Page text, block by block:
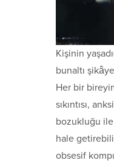
Kişinin
bunaltı
Her bir
sıkıntısı,
bozukluğu ile
hale
obsesif